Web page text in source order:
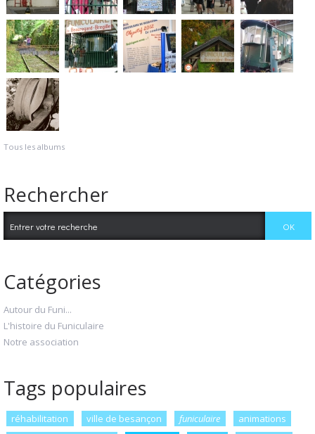
Tous les albums
Rechercher
Catégories
Autour du Funi...
L'histoire du Funiculaire
Notre association
Tags populaires
réhabilitation ville de besançon funiculaire
animations